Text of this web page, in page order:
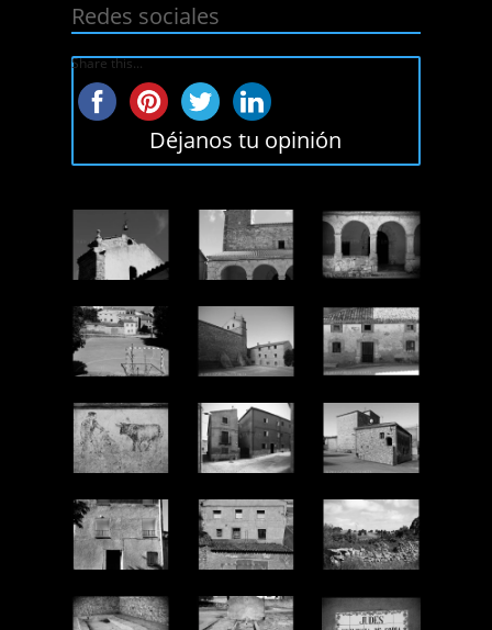
Redes sociales
Share this...
Déjanos tu opinión